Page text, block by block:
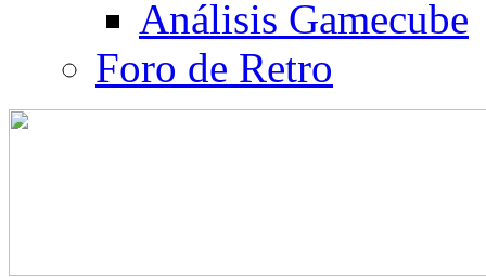
Análisis Gamecube
Foro de Retro